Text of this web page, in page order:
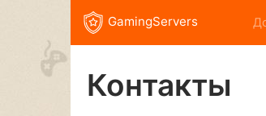
GamingServers
Контакты